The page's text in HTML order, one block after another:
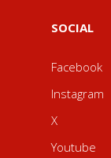
SOCIAL
Facebook
Instagram
X
Youtube